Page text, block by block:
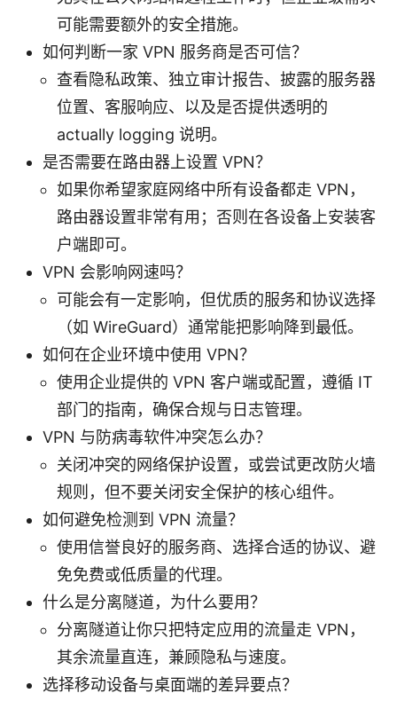
可能需要额外的安全措施。
如何判断一家 VPN 服务商是否可信？
查看隐私政策、独立审计报告、披露的服务器
位置、客服响应、以及是否提供透明的
actually logging 说明。
是否需要在路由器上设置 VPN？
如果你希望家庭网络中所有设备都走 VPN，
路由器设置非常有用；否则在各设备上安装客
户端即可。
VPN 会影响网速吗？
可能会有一定影响，但优质的服务和协议选择
（如 WireGuard）通常能把影响降到最低。
如何在企业环境中使用 VPN？
使用企业提供的 VPN 客户端或配置，遵循 IT
部门的指南，确保合规与日志管理。
VPN 与防病毒软件冲突怎么办？
关闭冲突的网络保护设置，或尝试更改防火墙
规则，但不要关闭安全保护的核心组件。
如何避免检测到 VPN 流量？
使用信誉良好的服务商、选择合适的协议、避
免免费或低质量的代理。
什么是分离隧道，为什么要用？
分离隧道让你只把特定应用的流量走 VPN，
其余流量直连，兼顾隐私与速度。
选择移动设备与桌面端的差异要点？